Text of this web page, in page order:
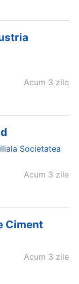
Acum 3 zile
Societatea
Acum 3 zile
Ciment
Acum 3 zile